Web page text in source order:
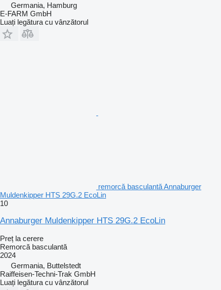
Germania, Hamburg
E-FARM GmbH
Luați legătura cu vânzătorul
remorcă basculantă Annaburger
Muldenkipper HTS 29G.2 EcoLin
10
Annaburger Muldenkipper HTS 29G.2 EcoLin
Preț la cerere
Remorcă basculantă
2024
Germania, Buttelstedt
Raiffeisen-Techni-Trak GmbH
Luați legătura cu vânzătorul